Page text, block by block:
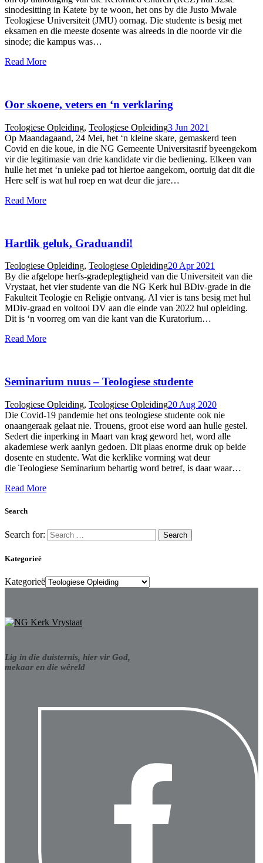
sinodesitting in Katete by te woon, het ons by die Justo Mwale
Teologiese Universiteit (JMU) oornag. Die studente is besig met
eksamen en die meeste dosente was alreeds in die noorde vir die
sinode; die kampus was…
Read More
Oor skoene, veters en ‘n verklaring
Teologiese Opleiding, Teologiese Opleiding3 Jun 2021
Op Maandagaand, 24 Mei, het ‘n kleine skare, gemaskerd teen
Covid en die koue, in die NG Gemeente Universitasrif byeengekom
vir die legitimasie van drie kandidate vir die bediening. Elkeen van
hulle het met ‘n unieke pad tot hiertoe aangekom, oortuig dat dit die
Here self is wat hul roep en wat deur die jare…
Read More
Hartlik geluk, Graduandi!
Teologiese Opleiding, Teologiese Opleiding20 Apr 2021
By die afgelope herfs-gradeplegtigheid van die Universiteit van die
Vrystaat, het vier studente van die NG Kerk hul BDiv-grade in die
Fakulteit Teologie en Religie ontvang. Al vier is tans besig met hul
MDiv-graad en voltooi DV aan die einde van 2022 hul opleiding.
Dit is ‘n voorreg om van die kant van die Kuratorium…
Read More
Seminarium nuus – Teologiese studente
Teologiese Opleiding, Teologiese Opleiding20 Aug 2020
Die Covid-19 pandemie het ons teologiese studente ook nie
onaangeraak gelaat nie. Trouens, groot eise word aan hulle gestel.
Sedert die inperking in Maart van krag geword het, word alle
akademiese werk aanlyn gedoen. Dit plaas enorme druk op beide
dosente en studente. Wat die kerklike vorming wat deur
die Teologiese Seminarium behartig word betref, is daar waar…
Read More
Search
Search for:
Kategorieë
Kategorieë
Lig in die duisternis, hier vir God,
mekaar en die wêreld